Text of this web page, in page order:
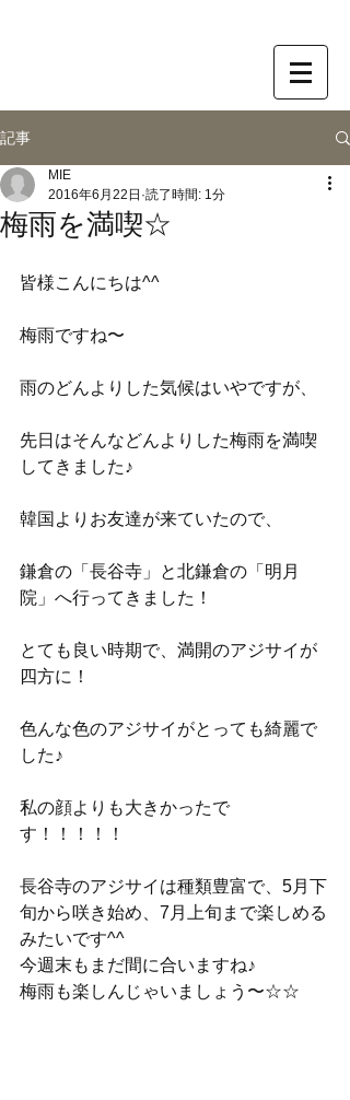
記事
梅雨を満喫☆
MIE
2016年6月22日 読了時間: 1分
皆様こんにちは^^
梅雨ですね〜
雨のどんよりした気候はいやですが、
先日はそんなどんよりした梅雨を満喫
してきました♪
韓国よりお友達が来ていたので、
鎌倉の「長谷寺」と北鎌倉の「明月
院」へ行ってきました！
とても良い時期で、満開のアジサイが
四方に！
色んな色のアジサイがとっても綺麗で
した♪
私の顔よりも大きかったで
す！！！！！
長谷寺のアジサイは種類豊富で、5月下
旬から咲き始め、7月上旬まで楽しめる
みたいです^^
今週末もまだ間に合いますね♪
梅雨も楽しんじゃいましょう〜☆☆